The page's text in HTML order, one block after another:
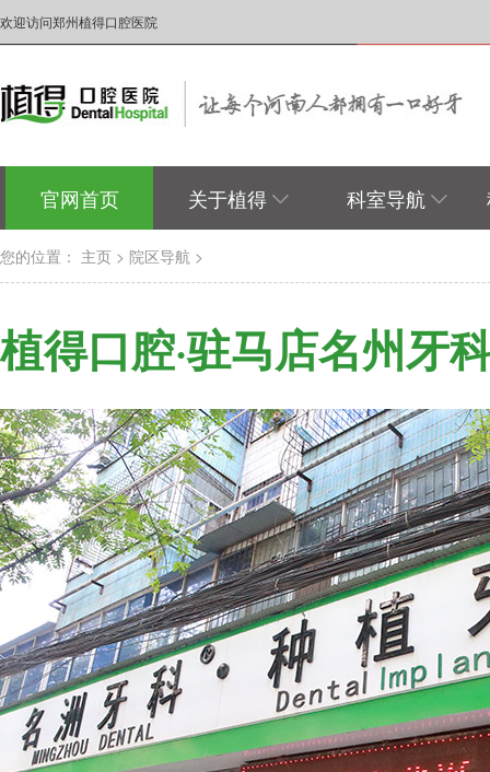
欢迎访问郑州植得口腔医院
官网首页 关于植得 科室导航
您的位置： 主页 > 院区导航 >
植得口腔·驻马店名州牙